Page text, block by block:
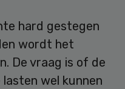
hard gestegen
wordt het
De vraag is of de
wel kunnen